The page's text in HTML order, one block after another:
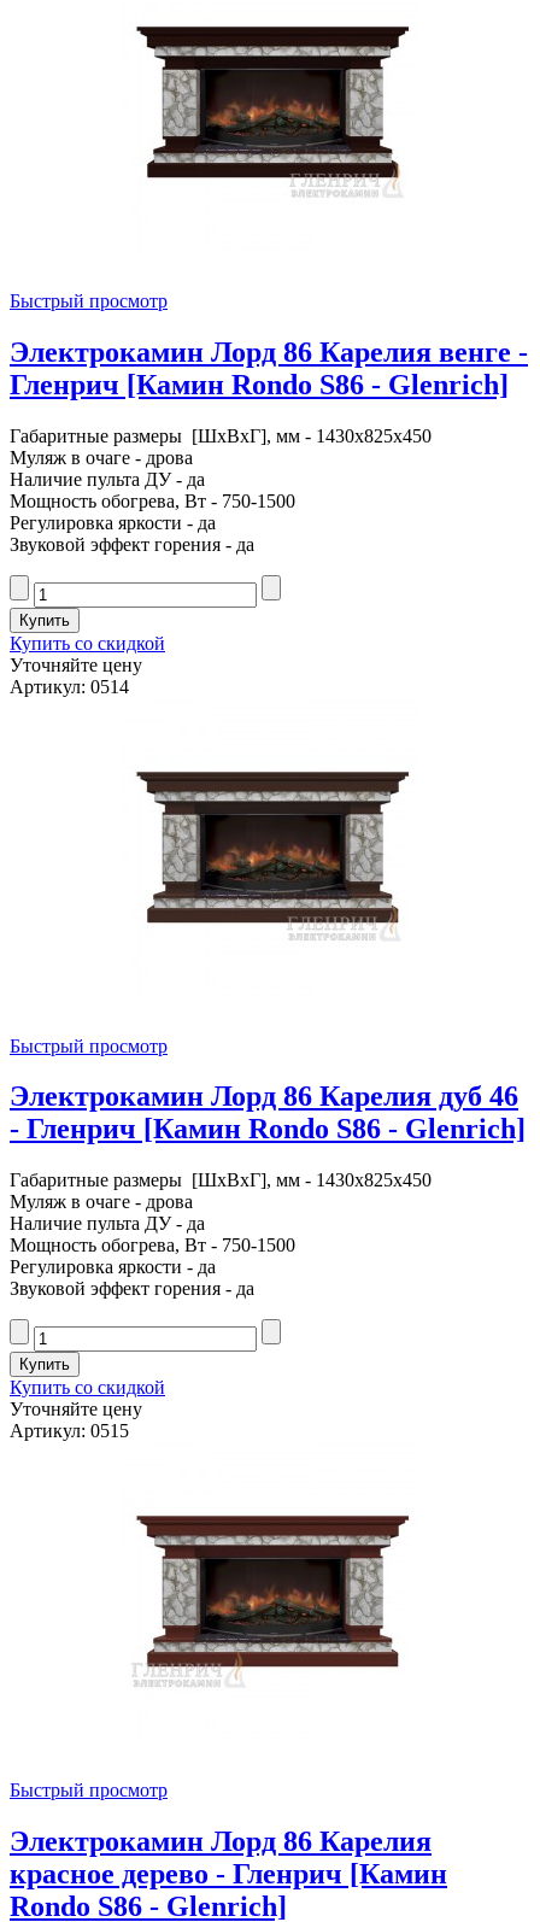
Быстрый просмотр
Электрокамин Лорд 86 Карелия венге -
Гленрич [Камин Rondo S86 - Glenrich]
Габаритные размеры [ШxВxГ], мм - 1430x825x450
Муляж в очаге - дрова
Наличие пульта ДУ - да
Мощность обогрева, Вт - 750-1500
Регулировка яркости - да
Звуковой эффект горения - да
Купить со скидкой
Уточняйте цену
Артикул: 0514
Быстрый просмотр
Электрокамин Лорд 86 Карелия дуб 46
- Гленрич [Камин Rondo S86 - Glenrich]
Габаритные размеры [ШxВxГ], мм - 1430x825x450
Муляж в очаге - дрова
Наличие пульта ДУ - да
Мощность обогрева, Вт - 750-1500
Регулировка яркости - да
Звуковой эффект горения - да
Купить со скидкой
Уточняйте цену
Артикул: 0515
Быстрый просмотр
Электрокамин Лорд 86 Карелия
красное дерево - Гленрич [Камин
Rondo S86 - Glenrich]